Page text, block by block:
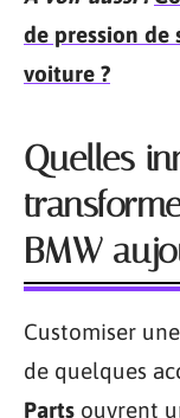
de pression
voiture ?
Quelles
BMW
Customiser
de quelques
Parts ouvrent